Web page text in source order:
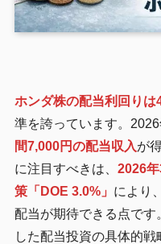
ホンダ株の配当利回りは
準を誇っています。
間7,000円の配当収入が
に注目すべきは、 2026
策「DOE 3.0%」 により
配当が期待できる点です
した配当投資の具体的